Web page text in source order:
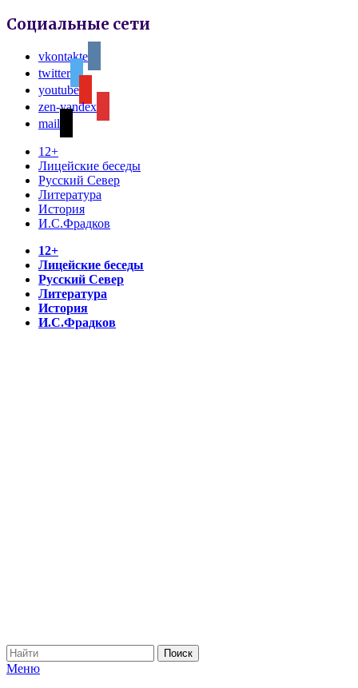
Социальные сети
vkontakte
twitter
youtube
zen-yandex
mail
12+
Лицейские беседы
Русский Север
Литература
История
И.С.Фрадков
12+
Лицейские беседы
Русский Север
Литература
История
И.С.Фрадков
Меню